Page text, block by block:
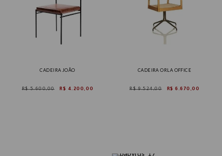
CADEIRA JOÃO
R$ 5.600,00 R$ 4.200,00
CADEIRA ORLA OFFICE
R$ 9.524,00 R$ 6.670,00